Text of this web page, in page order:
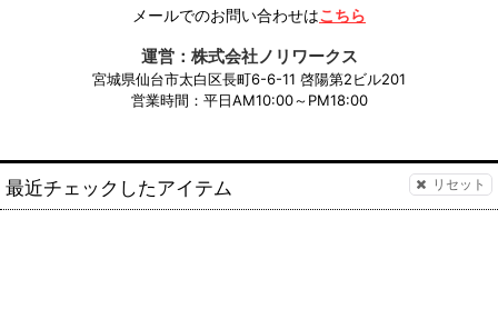
メールでのお問い合わせはこちら
運営：株式会社ノリワークス
宮城県仙台市太白区長町6-6-11 啓陽第2ビル201
営業時間：平日AM10:00～PM18:00
最近チェックしたアイテム リセット